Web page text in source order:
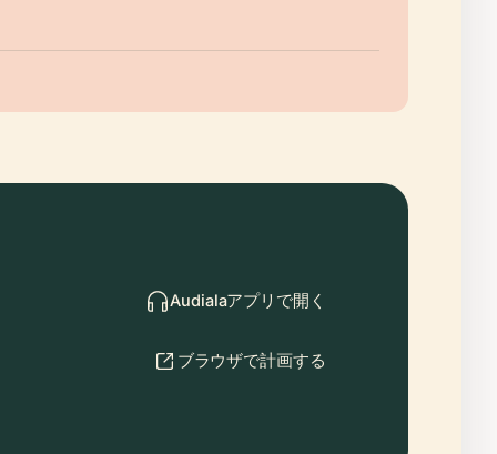
Audialaアプリで開く
ブラウザで計画する